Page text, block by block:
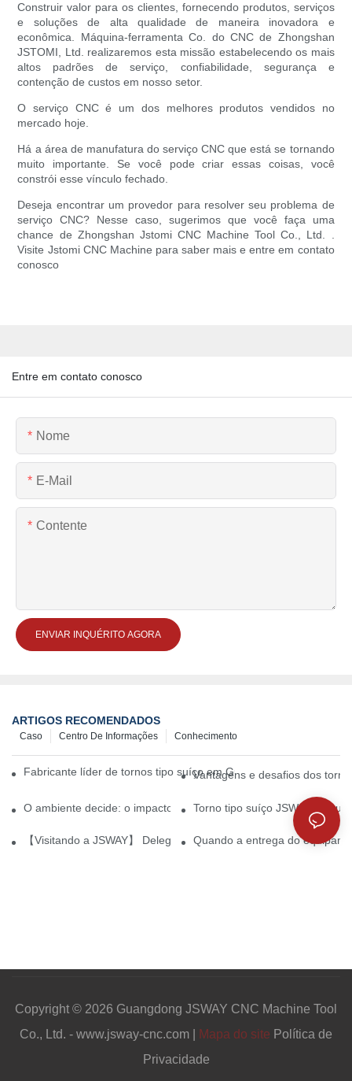
Construir valor para os clientes, fornecendo produtos, serviços
e soluções de alta qualidade de maneira inovadora e
econômica. Máquina-ferramenta Co. do CNC de Zhongshan
JSTOMI, Ltd. realizaremos esta missão estabelecendo os mais
altos padrões de serviço, confiabilidade, segurança e
contenção de custos em nosso setor.
O serviço CNC é um dos melhores produtos vendidos no
mercado hoje.
Há a área de manufatura do serviço CNC que está se tornando
muito importante. Se você pode criar essas coisas, você
constrói esse vínculo fechado.
Deseja encontrar um provedor para resolver seu problema de
serviço CNC? Nesse caso, sugerimos que você faça uma
chance de Zhongshan Jstomi CNC Machine Tool Co., Ltd. .
Visite Jstomi CNC Machine para saber mais e entre em contato
conosco
Entre em contato conosco
Nome
E-Mail
Contente
ENVIAR INQUÉRITO AGORA
ARTIGOS RECOMENDADOS
Conhecimento
Centro De Informações
Caso
Fabricante líder de tornos tipo suíço em Guangdong em 2026:
Vantagens e desafios dos
O ambiente decide: o impacto dos detalhes na precisão das
Torno tipo suíço JSWAY:
【Visitando a JSWAY】 Delegação da Escola Secundária nº 1
Quando a entrega do
Copyright © 2026 Guangdong JSWAY CNC Machine Tool
Co., Ltd. - www.jsway-cnc.com |
Mapa do site Política de
Privacidade